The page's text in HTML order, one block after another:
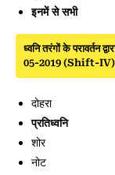
इनमें से सभी
ध्वनि तरंगों के परावर्तन
05-2019 (Shift-IV)
दोहरा
प्रतिध्वनि
शोर
नोट